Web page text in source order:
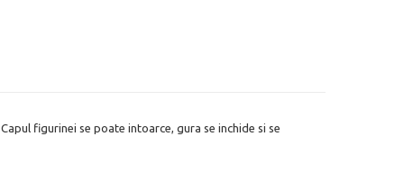
figurinei se poate intoarce, gura se inchide si se